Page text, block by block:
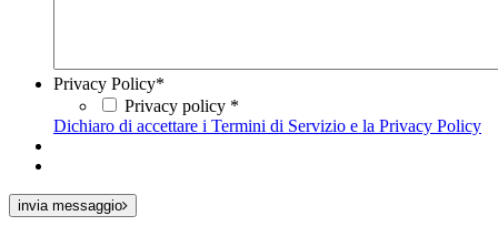
Privacy Policy*
Privacy policy *
Dichiaro di accettare i Termini di Servizio e la Privacy Policy
invia messaggio